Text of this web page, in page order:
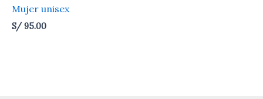
Mujer unisex
S/95.00